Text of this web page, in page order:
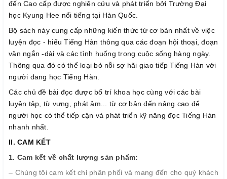
đến Cao cấp được nghiên cứu và phát triển bởi Trường Đại
học Kyung Hee nổi tiếng tại Hàn Quốc.
Bộ sách này cung cấp những kiến thức từ cơ bản nhất về việc
luyện đọc - hiểu Tiếng Hàn thông qua các đoạn hội thoại, đoạn
văn ngắn -dài và các tình huống trong cuộc sống hàng ngày.
Thông qua đó có thể loại bỏ nỗi sợ hãi giao tiếp Tiếng Hàn với
người đang học Tiếng Hàn.
Các chủ đề bài đọc được bố trí khoa học cùng với các bài
luyện tập, từ vựng, phát âm... từ cơ bản đến nâng cao để
người học có thể tiếp cận và phát triển kỹ năng đọc Tiếng Hàn
nhanh nhất.
II. CAM KẾT
1. Cam kết về chất lượng sản phẩm:
– Chúng tôi cam kết chỉ phân phối và mang đến cho quý khách